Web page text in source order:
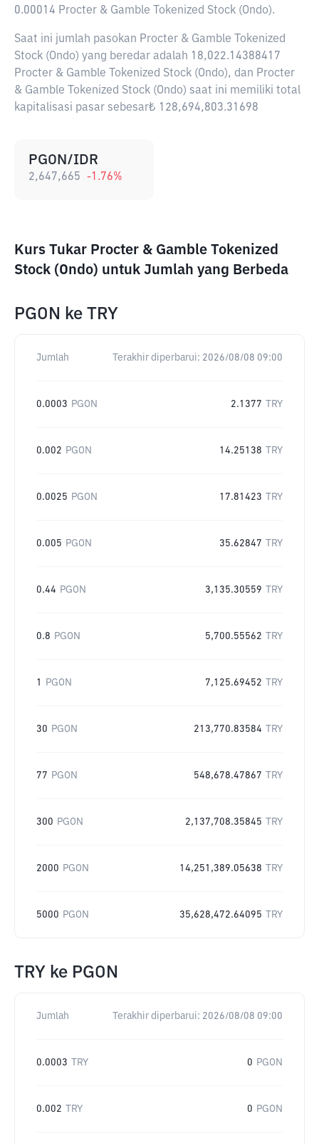
0.00014 Procter & Gamble Tokenized Stock (Ondo).
Saat ini jumlah pasokan Procter & Gamble Tokenized
Stock (Ondo) yang beredar adalah 18,022.14388417
Procter & Gamble Tokenized Stock (Ondo), dan Procter
& Gamble Tokenized Stock (Ondo) saat ini memiliki total
kapitalisasi pasar sebesar₺ 128,694,803.31698
PGON/IDR
2,647,665 -1.76%
Kurs Tukar Procter & Gamble Tokenized
Stock (Ondo) untuk Jumlah yang Berbeda
PGON ke TRY
Jumlah Terakhir diperbarui: 2026/08/08 09:00
0.0003 PGON 2.1377 TRY
0.002 PGON 14.25138 TRY
0.0025 PGON 17.81423 TRY
0.005 PGON 35.62847 TRY
0.44 PGON 3,135.30559 TRY
0.8 PGON 5,700.55562 TRY
1 PGON 7,125.69452 TRY
30 PGON 213,770.83584 TRY
77 PGON 548,678.47867 TRY
300 PGON 2,137,708.35845 TRY
2000 PGON 14,251,389.05638 TRY
5000 PGON 35,628,472.64095 TRY
TRY ke PGON
Jumlah Terakhir diperbarui: 2026/08/08 09:00
0.0003 TRY 0 PGON
0.002 TRY 0 PGON